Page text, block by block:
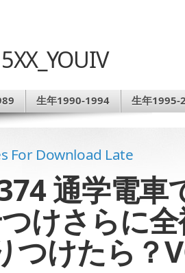
生年1990-1994 生年1995-
For Download Late
通学電車
けさらに
つけたら？